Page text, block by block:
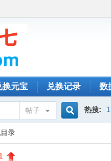
换元宝 兑换记录 数
帖子 热搜:
录